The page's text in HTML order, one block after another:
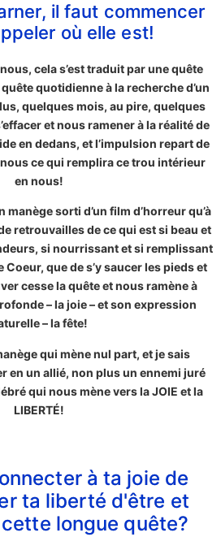
il faut commencer
où elle est!
cela s’est traduit par une quête
quotidienne à la recherche d’un
quelques mois, au pire, quelques
et nous ramener à la réalité de
en dedans, et l’impulsion repart de
ce qui remplira ce trou intérieur
en nous!
sorti d’un film d’horreur qu’à
retrouvailles de ce qui est si beau et
si nourrissant et si remplissant
que de s’y saucer les pieds et
cesse la quête et nous ramène à
– la joie – et son expression
– la fête!
qui mène nul part, et je sais
en un allié, non plus un ennemi juré
qui nous mène vers la JOIE et la
LIBERTÉ!
à ta joie de
ta liberté d'être et
longue quête?